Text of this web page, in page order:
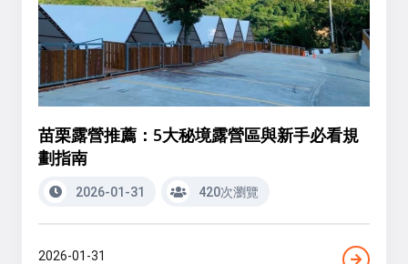
苗栗露營推薦：5大秘境露營區與新手必看規
劃指南
2026-01-31 420次瀏覽
2026-01-31